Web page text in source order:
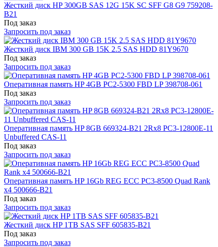
Жесткий диск HP 300GB SAS 12G 15K SC SFF G8 G9 759208-
B21
Под заказ
Запросить под заказ
Жесткий диск IBM 300 GB 15K 2.5 SAS HDD 81Y9670
Под заказ
Запросить под заказ
Оперативная память HP 4GB PC2-5300 FBD LP 398708-061
Под заказ
Запросить под заказ
Оперативная память HP 8GB 669324-B21 2Rx8 PC3-12800E-11
Unbuffered CAS-11
Под заказ
Запросить под заказ
Оперативная память HP 16Gb REG ECC PC3-8500 Quad Rank
x4 500666-B21
Под заказ
Запросить под заказ
Жесткий диск HP 1TB SAS SFF 605835-B21
Под заказ
Запросить под заказ